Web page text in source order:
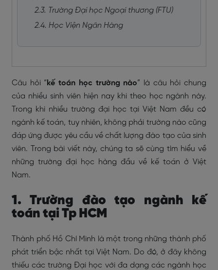
2.3. Trường Đại học Ngoại thương (FTU)
2.4. Học Viện Ngân Hàng
Câu hỏi “ kế toán học trường nào” là câu hỏi chung
của nhiều sinh viên hiện nay khi theo học ngành này.
Trong khi nhiều trường đại học tại Việt Nam đều có
ngành kế toán, tuy nhiên, không phải trường nào cũng
đáp ứng được yêu cầu về chất lượng đào tạo của sinh
viên. Trong bài viết này, chúng ta sẽ cùng tìm hiểu về
những trường đại học hàng đầu về kế toán ở Việt
Nam.
1. Trường đào tạo ngành kế
toán tại Tp HCM
Thành phố Hồ Chí Minh là một trong những thành phố
phát triển bậc nhất tại Việt Nam. Do đó, ở đây không
thiếu các trường Đại học với đa dạng các ngành học